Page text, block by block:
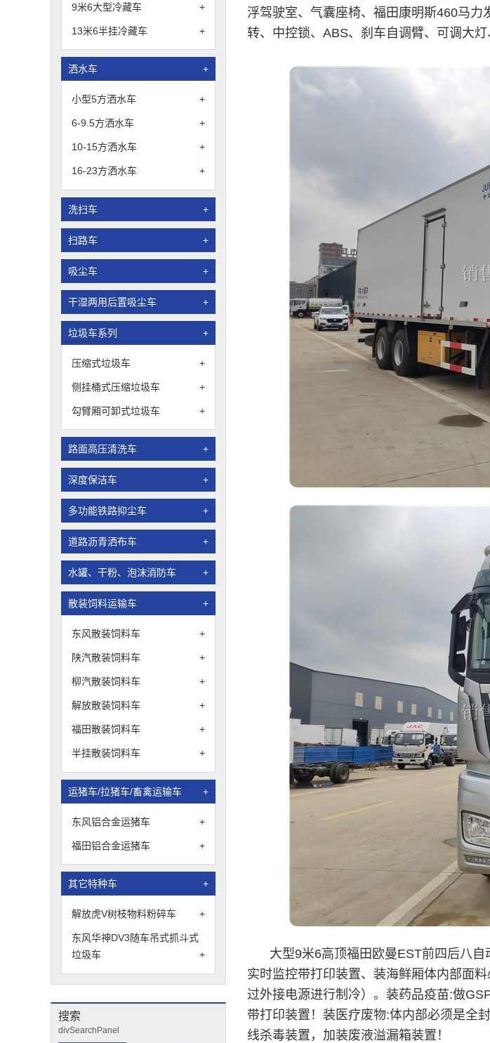
9米6大型冷藏车 +
13米6半挂冷藏车 +
洒水车 +
小型5方洒水车 +
6-9.5方洒水车 +
10-15方洒水车 +
16-23方洒水车 +
洗扫车 +
扫路车 +
吸尘车 +
干湿两用后置吸尘车 +
垃圾车系列 +
压缩式垃圾车 +
侧挂桶式压缩垃圾车 +
勾臂厢可卸式垃圾车 +
路面高压清洗车 +
深度保洁车 +
多功能铁路抑尘车 +
道路沥青洒布车 +
水罐、干粉、泡沫消防车 +
散装饲料运输车 +
东风散装饲料车 +
陕汽散装饲料车 +
柳汽散装饲料车 +
解放散装饲料车 +
福田散装饲料车 +
半挂散装饲料车 +
运猪车/拉猪车/畜禽运输车 +
东风铝合金运猪车 +
福田铝合金运猪车 +
其它特种车 +
解放虎V树枝物料粉碎车 +
东风华神DV3随车吊式抓斗式
垃圾车
+
搜索
divSearchPanel
浮驾驶室、气囊座椅、福田康明斯460马力
转、中控锁、ABS、刹车自调臂、可调大
大型9米6高顶福田欧曼EST前四后八自
实时监控带打印装置、装海鲜厢体内部面
过外接电源进行制冷）。装药品疫苗:做
带打印装置！装医疗废物:体内部必须是全
线杀毒装置，加装废液溢漏箱装置！